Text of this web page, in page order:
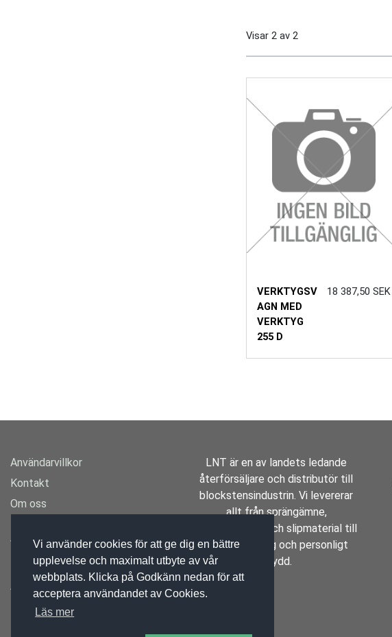
Vi använder cookies för att ge dig en bättre
upplevelse och maximalt utbyte av vår
webbplats. Klicka på Godkänn nedan för att
acceptera användandet av Cookies.
Läs mer
Visar 2av 2
VERKTYGSV
AGN MED
VERKTYG
255 D
18 387,50 SEK
Användarvillkor
Kontakt
Om oss
Varumärken
Mässan
Aktuellt
LNT är en av landets ledande
återförsäljare och distributör till
blockstensindustrin. Vi levererar
allt från sprängämne,
borrutrustning och slipmaterial till
specialverktyg och personligt
skydd.